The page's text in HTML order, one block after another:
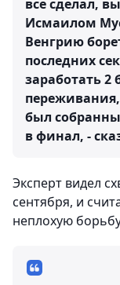
все сделал,
Исмаилом
Венгрию
последних
заработать 2
был
в финал, -
Эксперт видел
сентября, и
неплохую